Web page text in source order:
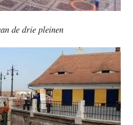
de drie pleinen